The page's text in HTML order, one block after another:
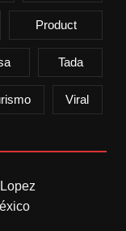
Product
Tada
Viral